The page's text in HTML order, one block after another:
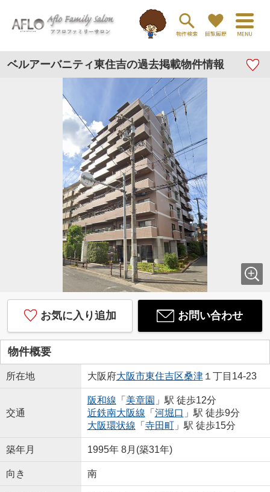
ベルアーバニティ東住吉の過去掲載物件情報
お気に入り追加 お問い合わせ
物件概要
所在地 大阪府大阪市東住吉区桑津１丁目14-23
交通
阪和線 「 美章園 」駅 徒歩12分
近鉄南大阪線 「 河堀口 」駅 徒歩9分
大阪環状線 「 寺田町」駅 徒歩15分
築年月 1995年 8月(築31年)
向き 南